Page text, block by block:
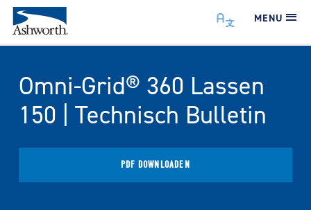
MENU
Omni-Grid® 360 Lassen
150 | Technisch Bulletin
PDF DOWNLOADEN